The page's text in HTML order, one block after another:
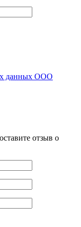
данных ООО
отзыв о